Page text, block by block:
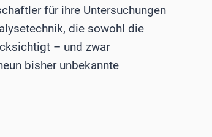
für ihre Untersuchungen
die sowohl die
– und zwar
bisher unbekannte